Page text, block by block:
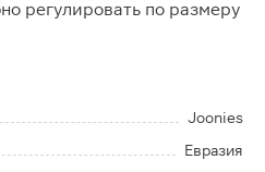
регулировать по размеру
Joonies
Евразия